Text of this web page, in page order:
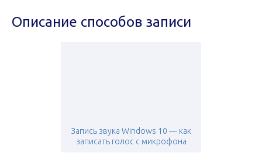
Описание способов записи
Запись звука Windows 10 — как
записать голос с микрофона